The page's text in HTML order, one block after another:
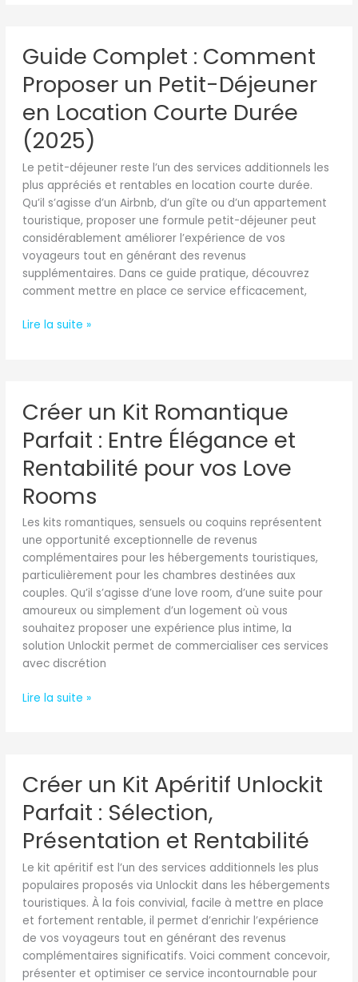
Guide Complet : Comment
Proposer un Petit-Déjeuner
en Location Courte Durée
(2025)
Le petit-déjeuner reste l’un des services additionnels les
plus appréciés et rentables en location courte durée.
Qu’il s’agisse d’un Airbnb, d’un gîte ou d’un appartement
touristique, proposer une formule petit-déjeuner peut
considérablement améliorer l’expérience de vos
voyageurs tout en générant des revenus
supplémentaires. Dans ce guide pratique, découvrez
comment mettre en place ce service efficacement,
Complet
Comment
Proposer
un
Petit-
Déjeuner
en
Location
Courte
Durée
(2025)
Lire la suite »
Créer un Kit Romantique
Parfait : Entre Élégance et
Rentabilité pour vos Love
Rooms
Les kits romantiques, sensuels ou coquins représentent
une opportunité exceptionnelle de revenus
complémentaires pour les hébergements touristiques,
particulièrement pour les chambres destinées aux
couples. Qu’il s’agisse d’une love room, d’une suite pour
amoureux ou simplement d’un logement où vous
souhaitez proposer une expérience plus intime, la
solution Unlockit permet de commercialiser ces services
avec discrétion
un
Kit
Romantique
Parfait
Entre
et
Rentabilité
pour
vos
Love
Rooms
Lire la suite »
Créer un Kit Apéritif Unlockit
Parfait : Sélection,
Présentation et Rentabilité
Le kit apéritif est l’un des services additionnels les plus
populaires proposés via Unlockit dans les hébergements
touristiques. À la fois convivial, facile à mettre en place
et fortement rentable, il permet d’enrichir l’expérience
de vos voyageurs tout en générant des revenus
complémentaires significatifs. Voici comment concevoir,
présenter et optimiser ce service incontournable pour
un
Kit
Apéritif
Unlockit
Parfait
:
Sélection,
Présentation
et
Rentabilité